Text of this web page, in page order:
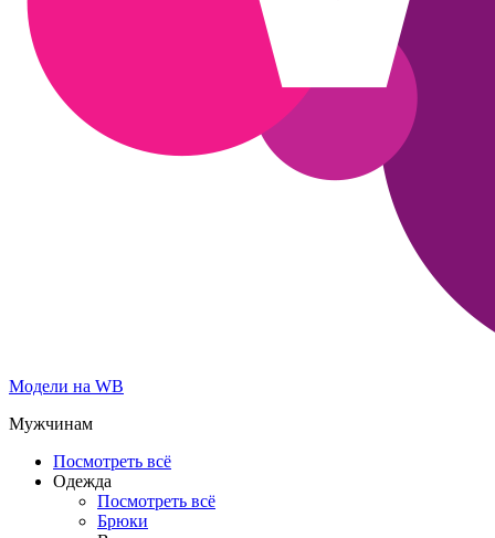
Модели на WB
Мужчинам
Посмотреть всё
Одежда
Посмотреть всё
Брюки